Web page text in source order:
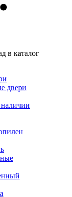
в каталог
двери